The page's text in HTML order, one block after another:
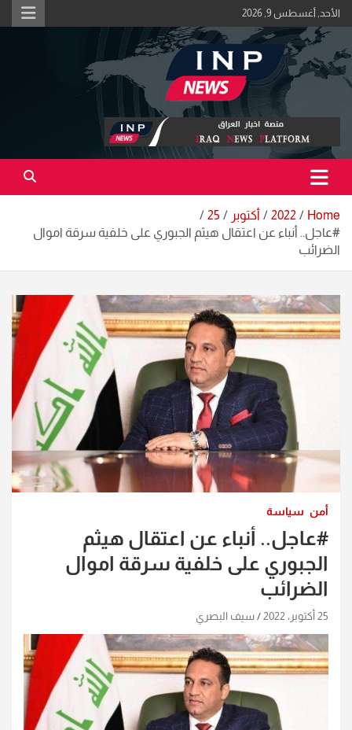
Skip
to
content
الأحد, أغسطس 9, 2026
منصة اخبار العراق
اكبر منصة خبرية في العراق | #الحقيقة_اولاً
Home
2022 أكتوبر
25
#عاجل.. أنباء عن اعتقال هيثم الجبوري على خلفية سرقة اموال
الضرائب
أمن سياسة
#عاجل.. أنباء عن اعتقال هيثم
الجبوري على خلفية سرقة اموال
الضرائب
25 أكتوبر، 2022 سيف البصري